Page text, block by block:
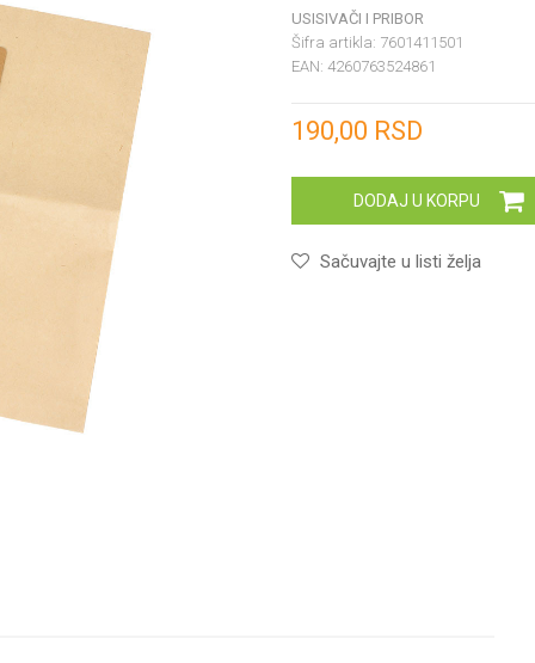
USISIVAČI I PRIBOR
Šifra artikla: 7601411501
EAN: 4260763524861
190,00 RSD
DODAJ U KORPU
Sačuvajte u listi želja